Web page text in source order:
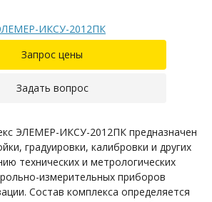
ИКСУ-2012ПК
Запрос цены
Задать вопрос
ЭЛЕМЕР-ИКСУ-2012ПК предназначен
градуировки, калибровки и других
технических и метрологических
измерительных приборов
Состав комплекса определяется